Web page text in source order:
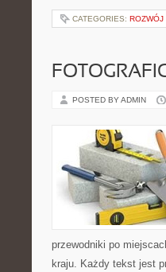
CATEGORIES: ROZWÓJ
POSTED BY ADMIN
przewodniki po
kraju. Każdy tekst jest